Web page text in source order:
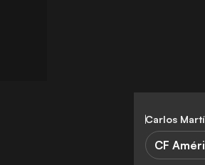
Carlos
CF